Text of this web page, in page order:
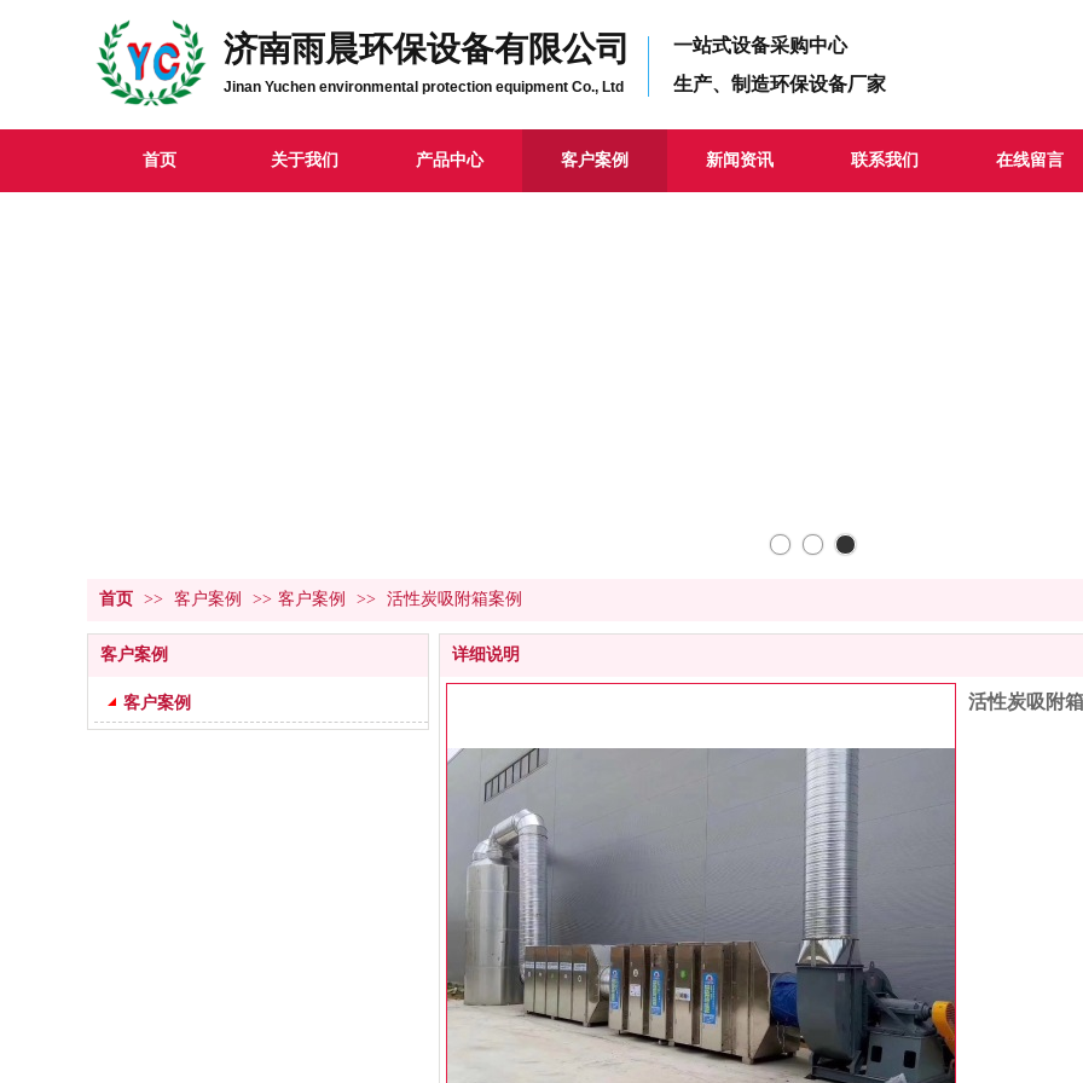
一站式设备采购中心
生产、制造环保设备厂家
济南雨晨环保设备有限公司
Jinan Yuchen environmental protection equipment Co., Ltd
首页 关于我们 产品中心 客户案例 新闻资讯 联系我们 在线留言
首页 >> 客户案例 >> 客户案例 >> 活性炭吸附箱案例
客户案例
客户案例
详细说明
活性炭吸附